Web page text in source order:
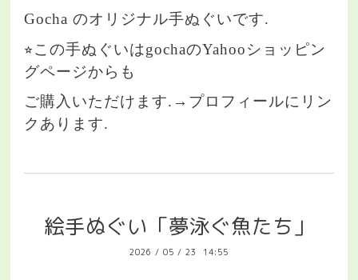
Gocha のオリジナル手ぬぐいです.
⭐︎この手ぬぐいはgochaのYahooショッピン
グページからも
ご購入いただけます.→プロフィールにリン
クあります.
絵手ぬぐい「夢泳ぐ魚たち」
2026 / 05 / 23 14:55